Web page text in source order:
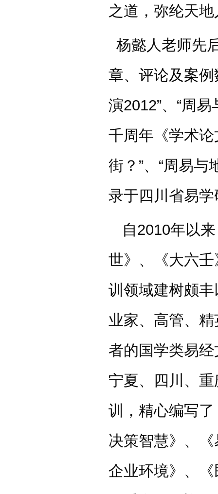
之道，弥纶天
杨懿人老师先
章、评论及案
演2012”、“周
千周年《学术论
街？”、“周易
录于四川省易
自2010年以
世》、《大六
训领域建树颇
业家、高管、
者的国学类易
宁夏、四川、
训，精心编写
决策智慧》、
企业环境》、